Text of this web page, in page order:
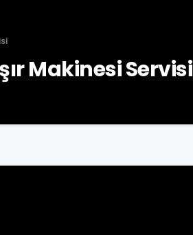
Makinesi Servisi